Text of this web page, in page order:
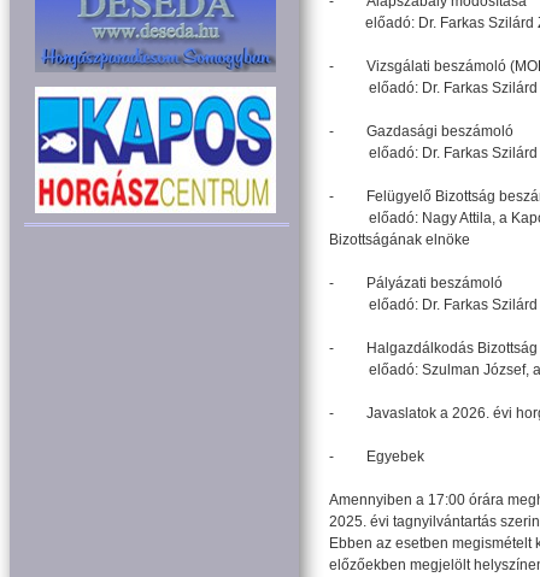
előadó: Dr. Farkas Szilárd
- Vizsgálati beszámoló
előadó: Dr. Farkas Szilárd
- Gazdasági beszámoló
előadó: Dr. Farkas Szilárd
- Felügyelő Bizottság
előadó: Nagy Attila, a
Bizottságának elnöke
- Pályázati beszámoló
előadó: Dr. Farkas Szilárd
- Halgazdálkodás Bizottság
előadó: Szulman József, a
- Javaslatok a 2026. évi
- Egyebek
Amennyiben a 17:00 órára
2025. évi tagnyilvántartás
Ebben az esetben
előzőekben megjelölt